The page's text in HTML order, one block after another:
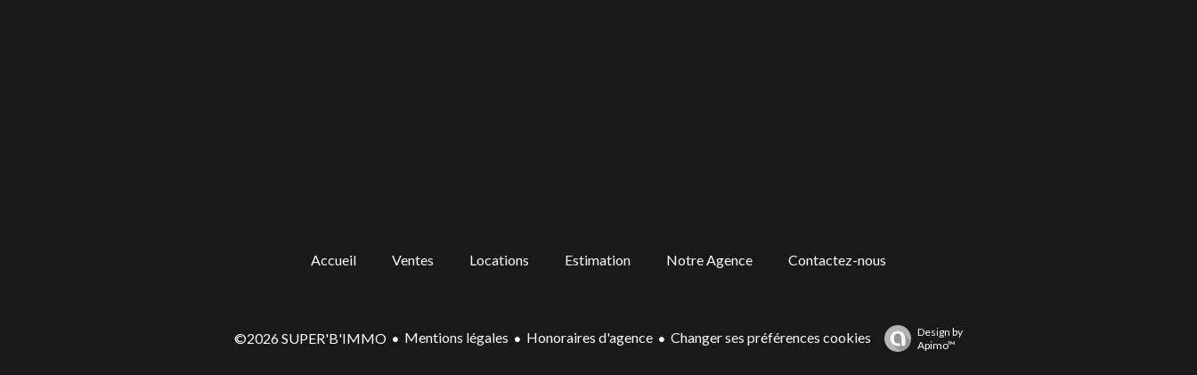
Accueil Ventes Locations Estimation Notre Agence Contactez-nous
©2026 SUPER'B'IMMO Mentions légales Honoraires d'agence Changer ses préférences cookies
Design by
Apimo™